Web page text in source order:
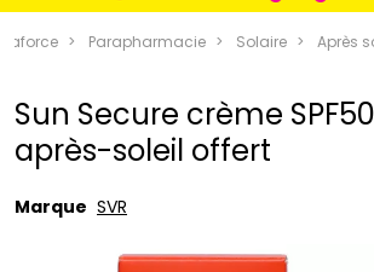
une marque
Parapharmacie Solaire Après
Sun Secure crème
après-soleil offert
Marque SVR